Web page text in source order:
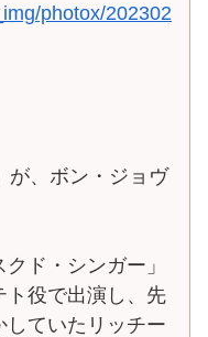
photox/202302
が、ボン・ジョヴ
ド・シンガー」
ト役で出演し、先
していたリッチー